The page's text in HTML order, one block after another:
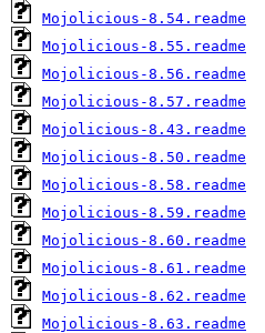
Mojolicious-8.54.readme
Mojolicious-8.55.readme
Mojolicious-8.56.readme
Mojolicious-8.57.readme
Mojolicious-8.43.readme
Mojolicious-8.50.readme
Mojolicious-8.58.readme
Mojolicious-8.59.readme
Mojolicious-8.60.readme
Mojolicious-8.61.readme
Mojolicious-8.62.readme
Mojolicious-8.63.readme